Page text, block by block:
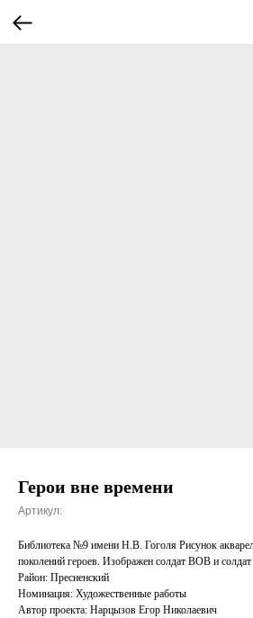
Герои вне времени
Артикул:
Библиотека №9 имени Н.В. Гоголя Рисунок
поколений героев. Изображен солдат ВОВ и
Район: Пресненский
Номинация: Художественные работы
Автор проекта: Нарцызов Егор Николаевич